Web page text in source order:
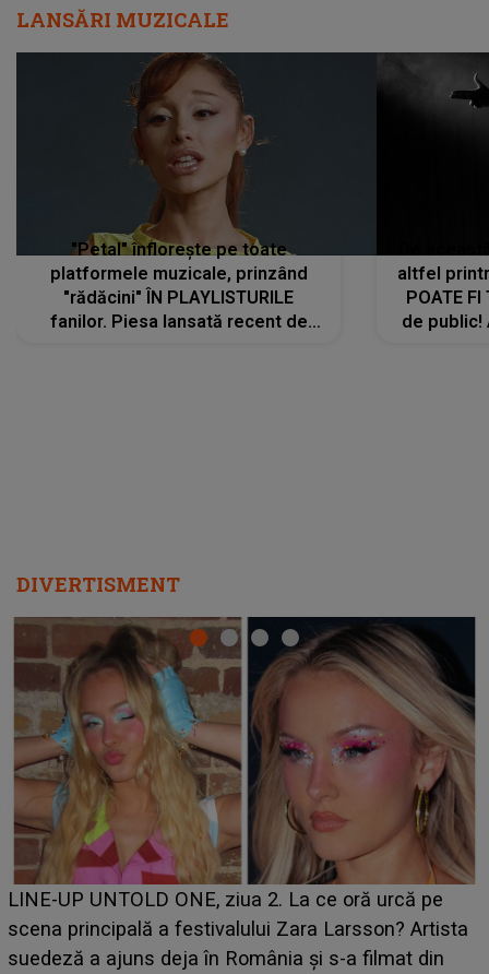
LANSĂRI MUZICALE
"Petal" înflorește pe toate
platformele muzicale, prinzând
"rădăcini" ÎN PLAYLISTURILE
fanilor. Piesa lansată recent de
altfel
POATE FI
de public!
DIVERTISMENT
Ce a dezvăluit noua concurentă din "Casa Iubirii" l-a
luat prin surprindere pe Emanuel. CINE ESTE
BĂIATUL VIZAT de Alexandra?! Aflându-se în fața